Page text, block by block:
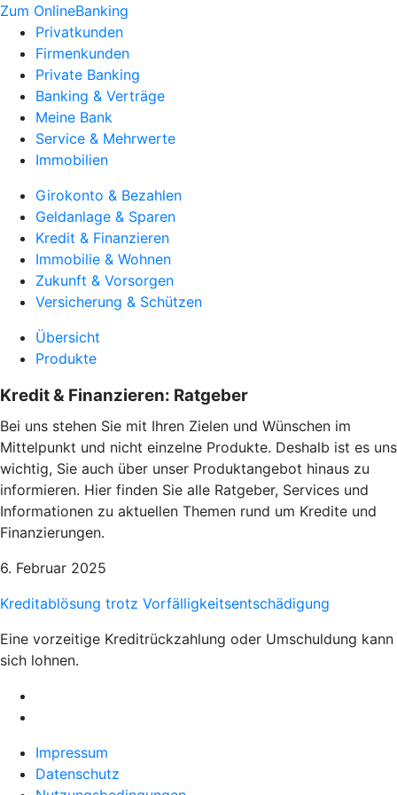
Zum OnlineBanking
Privatkunden
Firmenkunden
Private Banking
Banking & Verträge
Meine Bank
Service & Mehrwerte
Immobilien
Girokonto & Bezahlen
Geldanlage & Sparen
Kredit & Finanzieren
Immobilie & Wohnen
Zukunft & Vorsorgen
Versicherung & Schützen
Übersicht
Produkte
Kredit & Finanzieren: Ratgeber
Bei uns stehen Sie mit Ihren Zielen und Wünschen im
Mittelpunkt und nicht einzelne Produkte. Deshalb ist es uns
wichtig, Sie auch über unser Produktangebot hinaus zu
informieren. Hier finden Sie alle Ratgeber, Services und
Informationen zu aktuellen Themen rund um Kredite und
Finanzierungen.
6. Februar 2025
Kreditablösung trotz Vorfälligkeitsentschädigung
Eine vorzeitige Kreditrückzahlung oder Umschuldung kann
sich lohnen.
Impressum
Datenschutz